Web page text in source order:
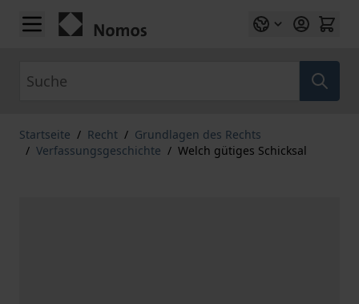
Zum Inhalt springen
Startseite / Recht / Grundlagen des Rechts
/ Verfassungsgeschichte / Welch gütiges Schicksal